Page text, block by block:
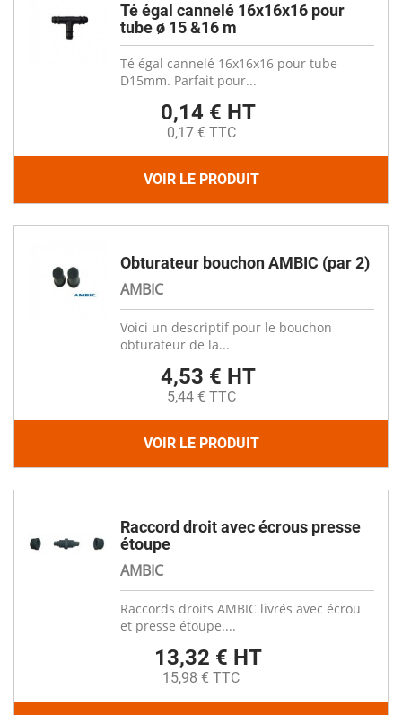
Té égal cannelé 16x16x16 pour
tube ø 15 &16 m
Té égal cannelé 16x16x16 pour tube
D15mm. Parfait pour...
0,14 € HT
0,17 € TTC
VOIR LE PRODUIT
Obturateur bouchon AMBIC (par 2)
AMBIC
Voici un descriptif pour le bouchon
obturateur de la...
4,53 € HT
5,44 € TTC
VOIR LE PRODUIT
Raccord droit avec écrous presse
étoupe
AMBIC
Raccords droits AMBIC livrés avec écrou
et presse étoupe....
13,32 € HT
15,98 € TTC